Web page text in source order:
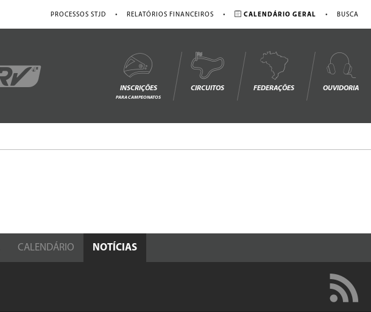
PROCESSOS STJD • RELATÓRIOS FINANCEIROS • CALENDÁRIO GERAL • BUSCA
INSCRIÇÕES
PARA CAMPEONATOS
CIRCUITOS FEDERAÇÕES OUVIDORIA
CALENDÁRIO NOTÍCIAS